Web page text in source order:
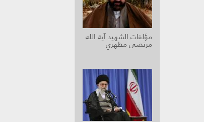
مؤلفات الشهيد آية الله
مرتضى مطهري